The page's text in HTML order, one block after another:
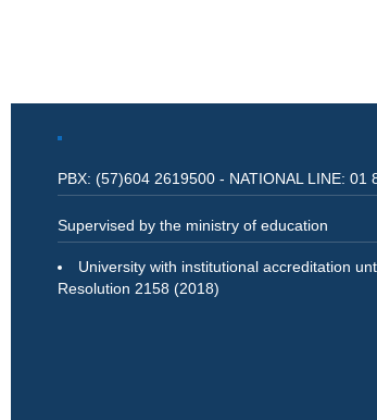
PBX: (57)604 2619500 - NATIONAL LINE: 01
Supervised by the ministry of education
University with institutional accreditation
Resolution 2158 (2018)